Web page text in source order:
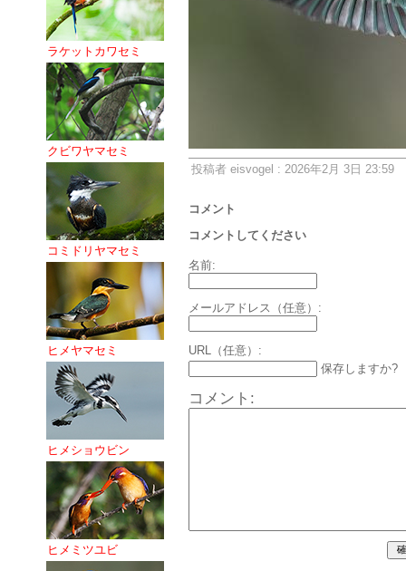
ラケットカワセミ
クビワヤマセミ
コミドリヤマセミ
ヒメヤマセミ
ヒメショウビン
ヒメミツユビ
投稿者 eisvogel : 2026年2月 3日 23:59
コメント
コメントしてください
名前:
メールアドレス（任意）:
URL（任意）:
保存しますか?
コメント: